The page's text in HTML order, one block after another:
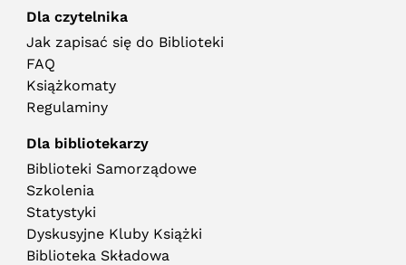
Dla czytelnika
Jak zapisać się do Biblioteki
FAQ
Książkomaty
Regulaminy
Dla bibliotekarzy
Biblioteki Samorządowe
Szkolenia
Statystyki
Dyskusyjne Kluby Książki
Biblioteka Składowa